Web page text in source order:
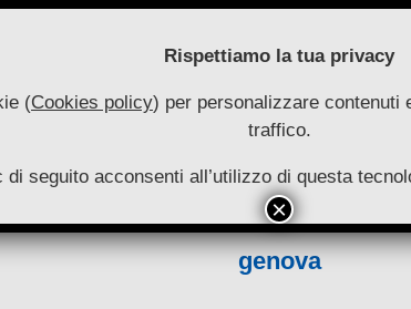
Autonomie
Primary
Navigation
Menu
COLLANA
genova
Rispettiamo la tua privacy
(Cookies policy) per personalizzare contenuti
traffico.
di seguito acconsenti all’utilizzo di questa